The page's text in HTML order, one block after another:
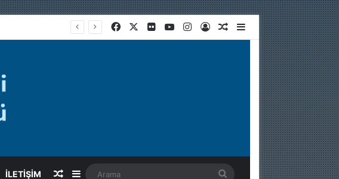
FacebookFlickrYouTubeInstagram
Kayıt OlRastgele Makale
Kenar Bölmesi
İLETİŞİM Rastgele Makale
Kenar Bölmesi